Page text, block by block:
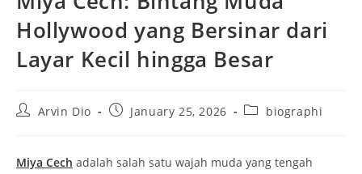
Hollywood yang Bersinar dari
Layar Kecil hingga Besar
PostArvin Dio
PostJanuary 25, 2026
Postbiographi
Miya Cech adalah salah satu wajah muda yang tengah